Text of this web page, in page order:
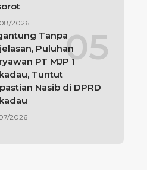
2026
Tanpa
Puluhan
PT MJP 1
Tuntut
Nasib di DPRD
2026